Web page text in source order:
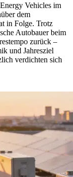
Vehicles im
dem
in Folge. Trotz
Autobauer beim
zurück –
und Jahresziel
verdichten sich